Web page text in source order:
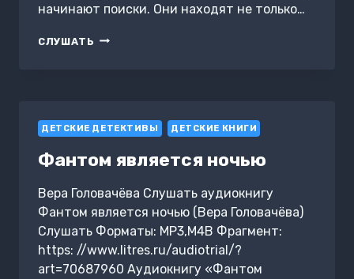
начинают поиски. Они находят не только…
СЛУШАТЬ ТАЙНА
ДЕТСКИЕ ДЕТЕКТИВЫ ДЕТСКИЕ КНИГИ
Фантом является ночью
Вера Головачёва Слушать аудиокнигу
Фантом является ночью (Вера Головачёва)
Слушать Форматы: MP3,M4B Фрагмент:
https: //www.litres.ru/audiotrial/?
art=70687960 Аудиокнигу «Фантом